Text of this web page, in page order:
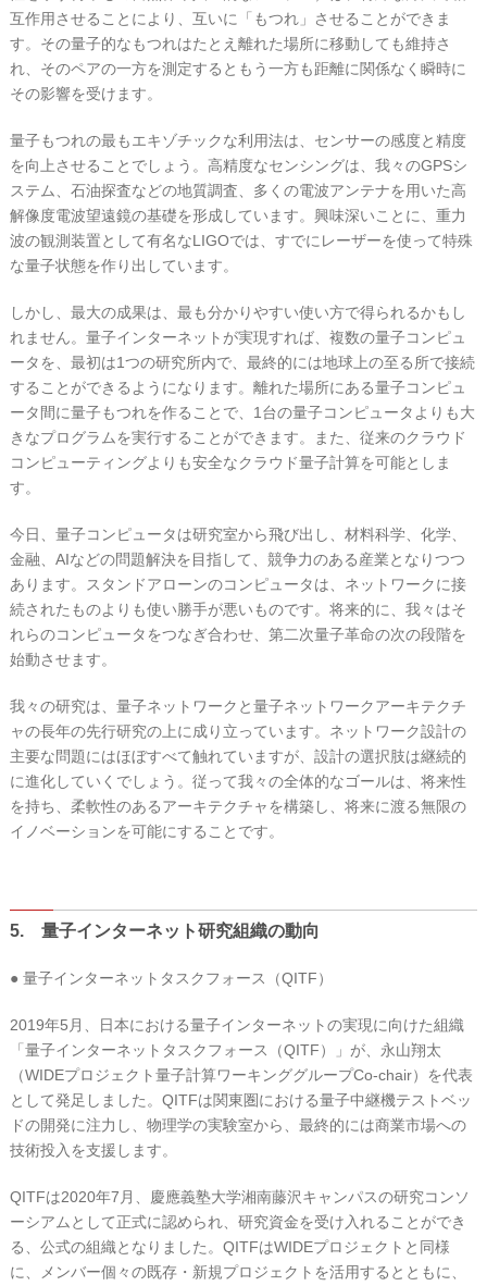
互作用させることにより、互いに「もつれ」させることができま
す。その量子的なもつれはたとえ離れた場所に移動しても維持さ
れ、そのペアの一方を測定するともう一方も距離に関係なく瞬時に
その影響を受けます。
量子もつれの最もエキゾチックな利用法は、センサーの感度と精度
を向上させることでしょう。高精度なセンシングは、我々のGPSシ
ステム、石油探査などの地質調査、多くの電波アンテナを用いた高
解像度電波望遠鏡の基礎を形成しています。興味深いことに、重力
波の観測装置として有名なLIGOでは、すでにレーザーを使って特殊
な量子状態を作り出しています。
しかし、最大の成果は、最も分かりやすい使い方で得られるかもし
れません。量子インターネットが実現すれば、複数の量子コンピュ
ータを、最初は1つの研究所内で、最終的には地球上の至る所で接続
することができるようになります。離れた場所にある量子コンピュ
ータ間に量子もつれを作ることで、1台の量子コンピュータよりも大
きなプログラムを実行することができます。また、従来のクラウド
コンピューティングよりも安全なクラウド量子計算を可能としま
す。
今日、量子コンピュータは研究室から飛び出し、材料科学、化学、
金融、AIなどの問題解決を目指して、競争力のある産業となりつつ
あります。スタンドアローンのコンピュータは、ネットワークに接
続されたものよりも使い勝手が悪いものです。将来的に、我々はそ
れらのコンピュータをつなぎ合わせ、第二次量子革命の次の段階を
始動させます。
我々の研究は、量子ネットワークと量子ネットワークアーキテクチ
ャの長年の先行研究の上に成り立っています。ネットワーク設計の
主要な問題にはほぼすべて触れていますが、設計の選択肢は継続的
に進化していくでしょう。従って我々の全体的なゴールは、将来性
を持ち、柔軟性のあるアーキテクチャを構築し、将来に渡る無限の
イノベーションを可能にすることです。
5. 量子インターネット研究組織の動向
● 量子インターネットタスクフォース（QITF）
2019年5月、日本における量子インターネットの実現に向けた組織
「量子インターネットタスクフォース（QITF）」が、永山翔太
（WIDEプロジェクト量子計算ワーキンググループCo-chair）を代表
として発足しました。QITFは関東圏における量子中継機テストベッ
ドの開発に注力し、物理学の実験室から、最終的には商業市場への
技術投入を支援します。
QITFは2020年7月、慶應義塾大学湘南藤沢キャンパスの研究コンソ
ーシアムとして正式に認められ、研究資金を受け入れることができ
る、公式の組織となりました。QITFはWIDEプロジェクトと同様
に、メンバー個々の既存・新規プロジェクトを活用するとともに、